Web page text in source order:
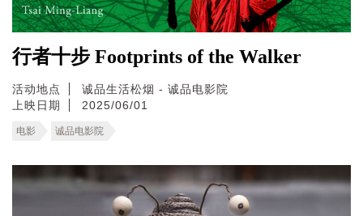
行者十步 Footprints of the Walker
活动地点
诚品生活松烟 - 诚品电影院
上映日期
2025/06/01
电影 诚品电影院